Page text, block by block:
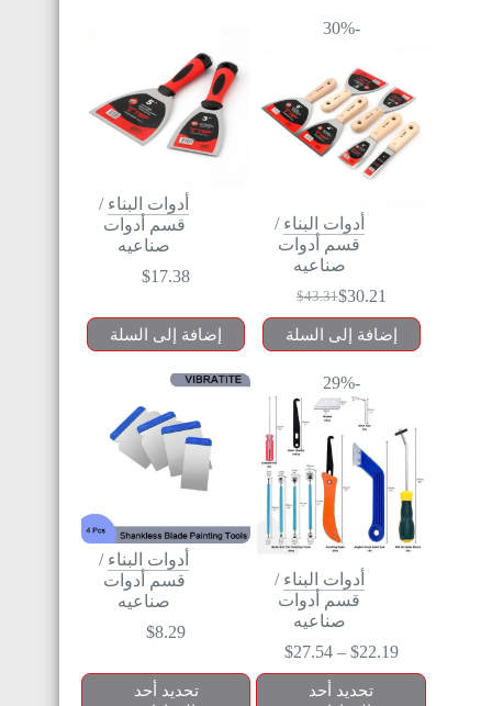
-30%
أدوات البناء /
قسم أدوات
صناعيه
$43.31$30.21
إضافة إلى السلة
أدوات البناء /
قسم أدوات
صناعيه
$17.38
إضافة إلى السلة
-29%
أدوات البناء /
قسم أدوات
صناعيه
$22.19
–
$27.54
تحديد أحد
أدوات البناء /
قسم أدوات
صناعيه
$8.29
تحديد أحد